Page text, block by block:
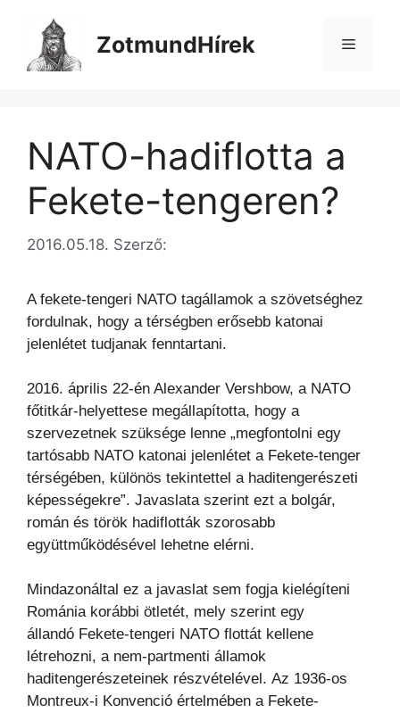
tartalomba
ZotmundHírek Menü
NATO-hadiflotta a
Fekete-tengeren?
2016.05.18. Szerző:
A fekete-tengeri NATO tagállamok a szövetséghez
fordulnak, hogy a térségben erősebb katonai
jelenlétet tudjanak fenntartani.
2016. április 22-én Alexander Vershbow, a NATO
főtitkár-helyettese megállapította, hogy a
szervezetnek szüksége lenne „megfontolni egy
tartósabb NATO katonai jelenlétet a Fekete-tenger
térségében, különös tekintettel a haditengerészeti
képességekre”. Javaslata szerint ezt a bolgár,
román és török hadiflották szorosabb
együttműködésével lehetne elérni.
Mindazonáltal ez a javaslat sem fogja kielégíteni
Románia korábbi ötletét, mely szerint egy
állandó Fekete-tengeri NATO flottát kellene
létrehozni, a nem-partmenti államok
haditengerészeteinek részvételével. Az 1936-os
Montreux-i Konvenció értelmében a Fekete-